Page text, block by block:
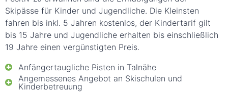
Anfängertaugliche Pisten in Talnähe
Angemessenes Angebot an Skischulen und
Kinderbetreuung
Skipässe für Kinder und Jugendliche. Die Kleinsten
fahren bis inkl. 5 Jahren kostenlos, der Kindertarif gilt
bis 15 Jahre und Jugendliche erhalten bis einschließlich
19 Jahre einen vergünstigten Preis.